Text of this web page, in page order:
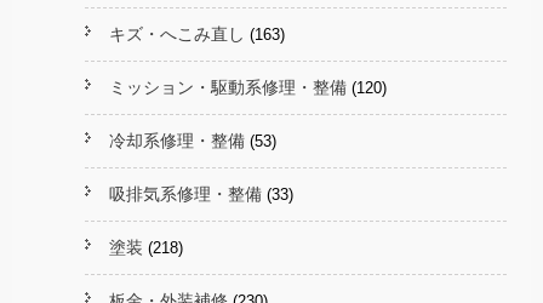
キズ・へこみ直し (163)
ミッション・駆動系修理・整備 (120)
冷却系修理・整備 (53)
吸排気系修理・整備 (33)
塗装 (218)